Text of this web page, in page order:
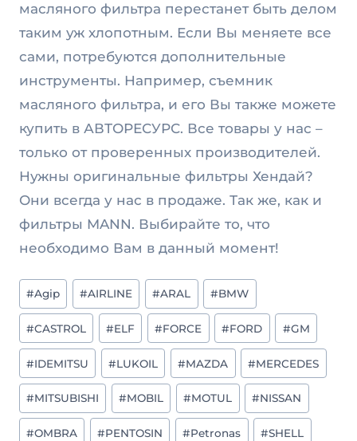
масляного фильтра перестанет быть делом
таким уж хлопотным. Если Вы меняете все
сами, потребуются дополнительные
инструменты. Например, съемник
масляного фильтра, и его Вы также можете
купить в АВТОРЕСУРС. Все товары у нас –
только от проверенных производителей.
Нужны оригинальные фильтры Хендай?
Они всегда у нас в продаже. Так же, как и
фильтры MANN. Выбирайте то, что
необходимо Вам в данный момент!
Метки
записи:
#Agip #AIRLINE #ARAL #BMW
#CASTROL #ELF #FORCE #FORD #GM
#IDEMITSU #LUKOIL #MAZDA #MERCEDES
#MITSUBISHI #MOBIL #MOTUL #NISSAN
#OMBRA #PENTOSIN #Petronas #SHELL